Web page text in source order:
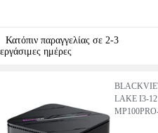
Κατόπιν παραγγελίας σε 2-3
εργάσιμες ημέρες
LAKE I3-